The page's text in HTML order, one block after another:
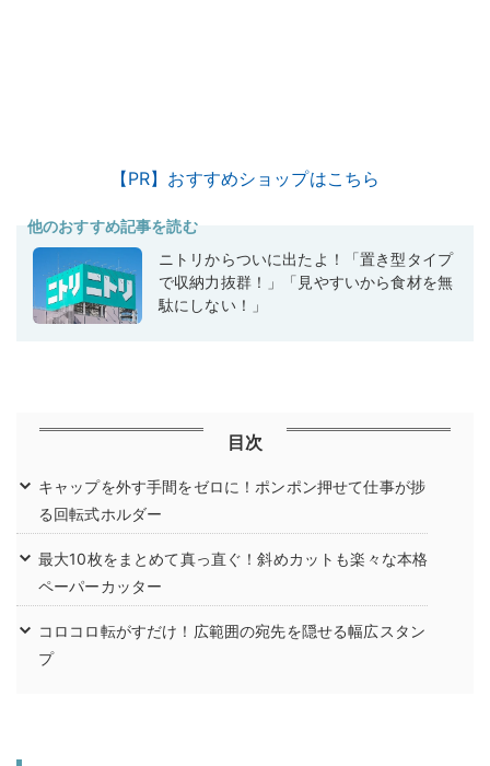
【PR】おすすめショップはこちら
他のおすすめ記事を読む
ニトリからついに出たよ！「置き型タイプ
で収納力抜群！」「見やすいから食材を無
駄にしない！」
目次
キャップを外す手間をゼロに！ポンポン押せて仕事が捗
る回転式ホルダー
最大10枚をまとめて真っ直ぐ！斜めカットも楽々な本格
ペーパーカッター
コロコロ転がすだけ！広範囲の宛先を隠せる幅広スタン
プ